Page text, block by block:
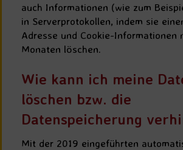
auch Informationen (wie zum
in Serverprotokollen, indem sie
Adresse und Cookie-Informationen
Monaten löschen.
Wie kann ich meine
löschen bzw. die
Datenspeicherung
Mit der 2019 eingeführten